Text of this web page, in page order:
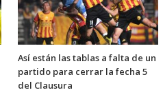
Así están las tablas a falta de un
partido para cerrar la fecha 5
del Clausura